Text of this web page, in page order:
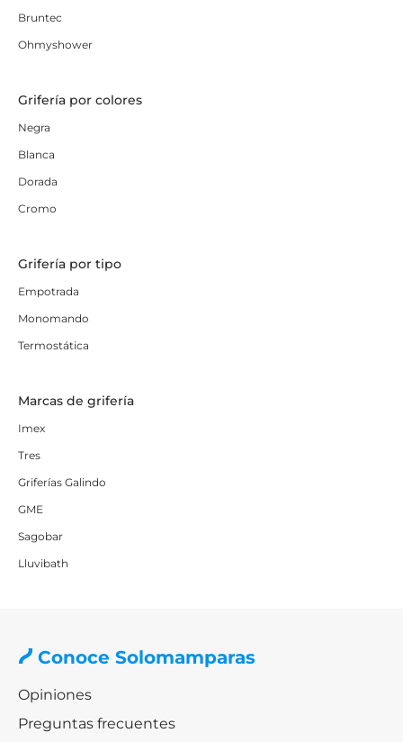
Bruntec
Ohmyshower
Grifería por colores
Negra
Blanca
Dorada
Cromo
Grifería por tipo
Empotrada
Monomando
Termostática
Marcas de grifería
Imex
Tres
Griferías Galindo
GME
Sagobar
Lluvibath
Conoce Solomamparas
Opiniones
Preguntas frecuentes